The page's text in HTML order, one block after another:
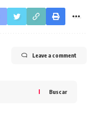
Leave a comment
Buscar